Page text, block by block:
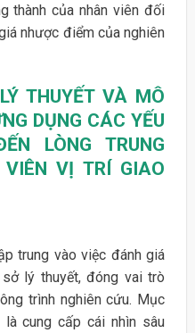
thành của nhân viên đối
nhược điểm của nghiên
THUYẾT VÀ MÔ
DỤNG CÁC YẾU
LÒNGTRUNG
VỊ TRÍ GIAO
trung vào việc đánh giá
lý thuyết, đóng vai trò
trình nghiên cứu. Mục
cung cấp cái nhìn sâu